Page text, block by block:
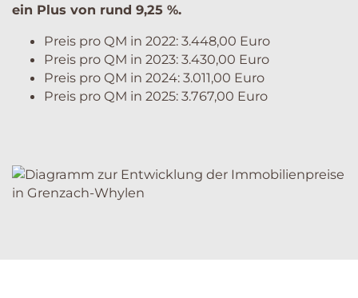
ein Plus von rund 9,25 %.
Preis pro QM in 2022: 3.448,00 Euro
Preis pro QM in 2023: 3.430,00 Euro
Preis pro QM in 2024: 3.011,00 Euro
Preis pro QM in 2025: 3.767,00 Euro